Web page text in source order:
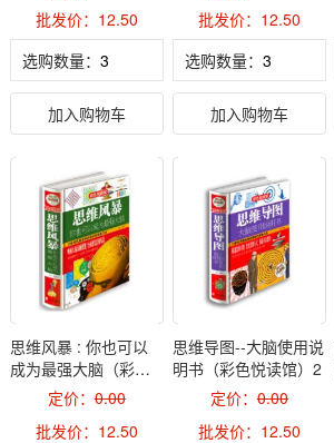
批发价：12.50
选购数量：
加入购物车
批发价：12.50
选购数量：
加入购物车
思维风暴 : 你也可以
成为最强大脑（彩色
悦读馆）2
定价：0.00
批发价：12.50
思维导图--大脑使用说
明书（彩色悦读馆）2
定价： 0.00
批发价：12.50